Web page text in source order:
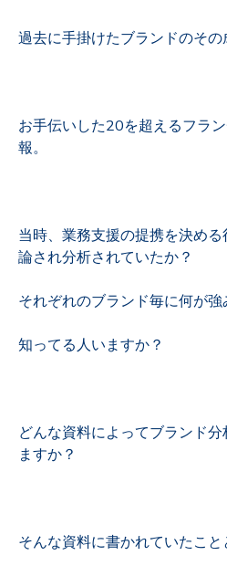
過去に手掛けたブランドのその
お手伝いした20を超えるフラ
報。
当時、業務支援の提携を決め
論され分析されていたか？
それぞれのブランド毎に何が強
知ってる人いますか？
どんな資料によってブランド
ますか？
そんな資料に書かれていたこと